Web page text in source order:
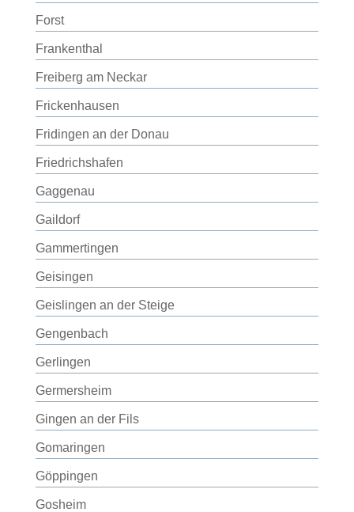
Forst
Frankenthal
Freiberg am Neckar
Frickenhausen
Fridingen an der Donau
Friedrichshafen
Gaggenau
Gaildorf
Gammertingen
Geisingen
Geislingen an der Steige
Gengenbach
Gerlingen
Germersheim
Gingen an der Fils
Gomaringen
Göppingen
Gosheim